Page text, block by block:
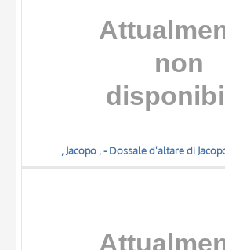
, Jacopo , - Dossale d'altare di